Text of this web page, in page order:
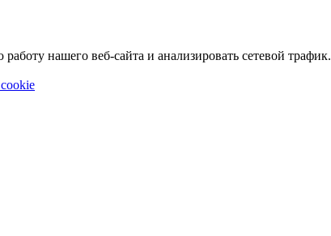
нашего веб-сайта и анализировать сетевой трафик.